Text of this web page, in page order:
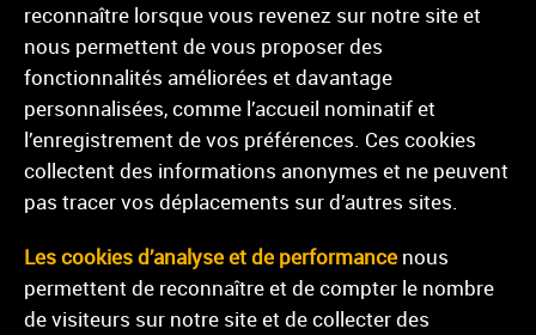
reconnaître lorsque vous revenez sur notre site et
nous permettent de vous proposer des
fonctionnalités améliorées et davantage
personnalisées, comme l’accueil nominatif et
l’enregistrement de vos préférences. Ces cookies
collectent des informations anonymes et ne peuvent
pas tracer vos déplacements sur d’autres sites.
Les cookies d’analyse et de performance nous
permettent de reconnaître et de compter le nombre
de visiteurs sur notre site et de collecter des